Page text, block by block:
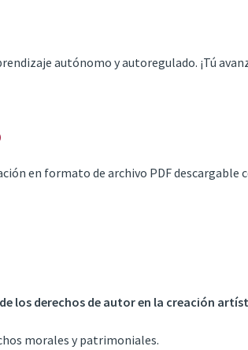
autónomo y autoregulado. ¡Tú
en formato de archivo PDF descargable
los derechos de autor en la creación
morales y patrimoniales.